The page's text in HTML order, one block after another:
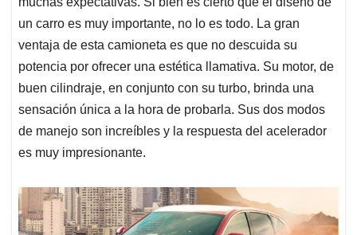
un carro es muy importante, no lo es todo. La gran
ventaja de esta camioneta es que no descuida su
potencia por ofrecer una estética llamativa. Su motor, de
buen cilindraje, en conjunto con su turbo, brinda una
sensación única a la hora de probarla. Sus dos modos
de manejo son increíbles y la respuesta del acelerador
es muy impresionante.